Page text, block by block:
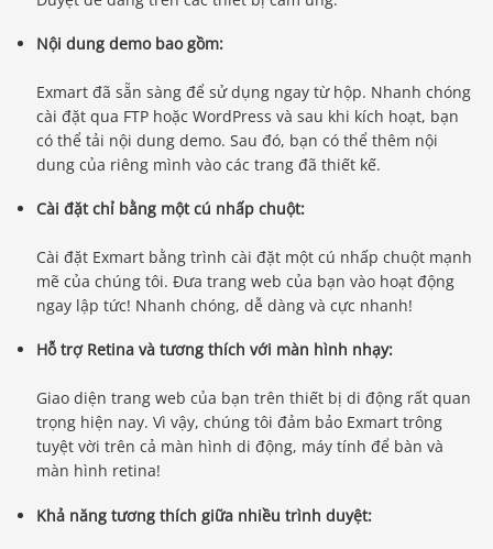
Nội dung demo bao gồm:
Exmart đã sẵn sàng để sử dụng ngay từ hộp. Nhanh chóng
cài đặt qua FTP hoặc WordPress và sau khi kích hoạt, bạn
có thể tải nội dung demo. Sau đó, bạn có thể thêm nội
dung của riêng mình vào các trang đã thiết kế.
Cài đặt chỉ bằng một cú nhấp chuột:
Cài đặt Exmart bằng trình cài đặt một cú nhấp chuột mạnh
mẽ của chúng tôi. Đưa trang web của bạn vào hoạt động
ngay lập tức! Nhanh chóng, dễ dàng và cực nhanh!
Hỗ trợ Retina và tương thích với màn hình nhạy:
Giao diện trang web của bạn trên thiết bị di động rất quan
trọng hiện nay. Vì vậy, chúng tôi đảm bảo Exmart trông
tuyệt vời trên cả màn hình di động, máy tính để bàn và
màn hình retina!
Khả năng tương thích giữa nhiều trình duyệt: